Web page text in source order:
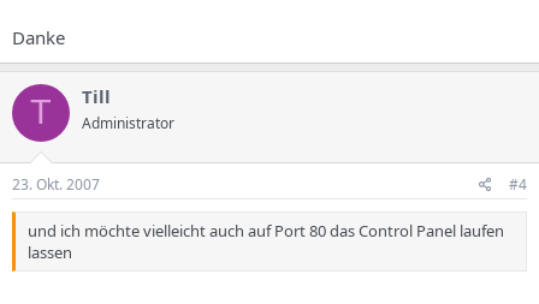
Danke
T Till
Administrator
23. Okt. 2007 #4
und ich möchte vielleicht auch auf Port 80 das Control Panel laufen
lassen